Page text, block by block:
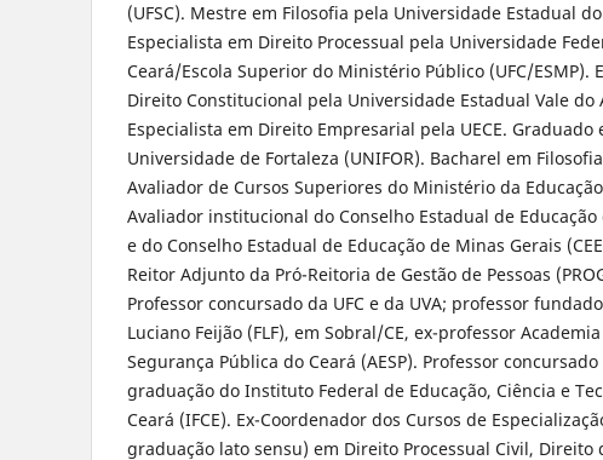
(UFSC). Mestre em Filosofia pela Universidade Estadual do
Especialista em Direito Processual pela Universidade
Ceará/Escola Superior do Ministério Público (UFC/ESMP).
Direito Constitucional pela Universidade Estadual Vale do
Especialista em Direito Empresarial pela UECE. Graduado
Universidade de Fortaleza (UNIFOR). Bacharel em
Avaliador de Cursos Superiores do Ministério da
Avaliador institucional do Conselho Estadual de Educação
e do Conselho Estadual de Educação de Minas Gerais
Reitor Adjunto da Pró-Reitoria de Gestão de Pessoas
Professor concursado da UFC e da UVA; professor
Luciano Feijão (FLF), em Sobral/CE, ex-professor
Segurança Pública do Ceará (AESP). Professor
graduação do Instituto Federal de Educação, Ciência e
Ceará (IFCE). Ex-Coordenador dos Cursos de
graduação lato sensu) em Direito Processual Civil, Direito